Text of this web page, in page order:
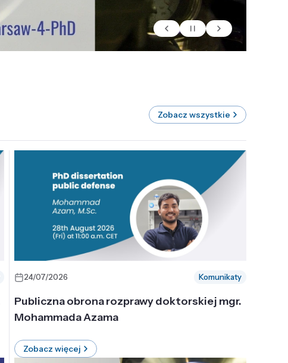
Zobacz wszystkie
24/07/2026 Komunikaty
Publiczna obrona rozprawy doktorskiej mgr.
Mohammada Azama
Zobacz więcej